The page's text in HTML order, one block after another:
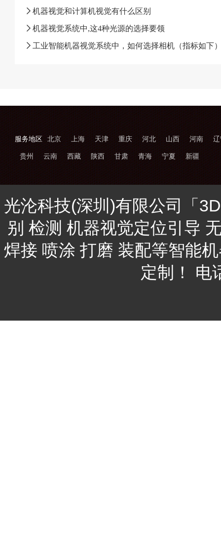
机器视觉和计算机视觉有什么区别
机器视觉系统中,这4种光源的选择要领
工业智能机器视觉系统中，如何选择相机（指标如下
服务地区 北京 上海 天津 重庆 河北 山西 河南
贵州 云南 西藏 陕西 甘肃 青海 宁夏 新疆
光沦科技(深圳)有限公司「
别 检测 机器视觉定位引导
焊接 喷涂 打磨 装配等智能
定制！ 电